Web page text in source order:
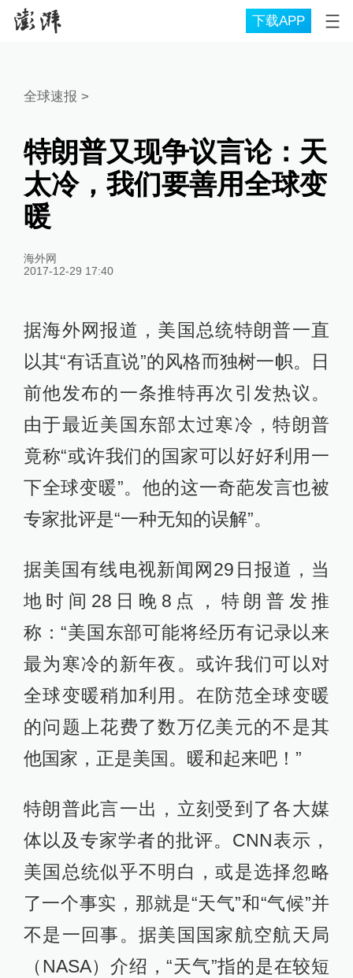
下载APP
全球速报 >
特朗普又现争议言论：天
太冷，我们要善用全球变
暖
海外网
2017-12-29 17:40
据海外网报道，美国总统特朗普一直
以其“有话直说”的风格而独树一帜。日
前他发布的一条推特再次引发热议。
由于最近美国东部太过寒冷，特朗普
竟称“或许我们的国家可以好好利用一
下全球变暖”。他的这一奇葩发言也被
专家批评是“一种无知的误解”。
据美国有线电视新闻网29日报道，当
地时间28日晚8点，特朗普发推
称：“美国东部可能将经历有记录以来
最为寒冷的新年夜。或许我们可以对
全球变暖稍加利用。在防范全球变暖
的问题上花费了数万亿美元的不是其
他国家，正是美国。暖和起来吧！”
特朗普此言一出，立刻受到了各大媒
体以及专家学者的批评。CNN表示，
美国总统似乎不明白，或是选择忽略
了一个事实，那就是“天气”和“气候”并
不是一回事。据美国国家航空航天局
（NASA）介绍，“天气”指的是在较短